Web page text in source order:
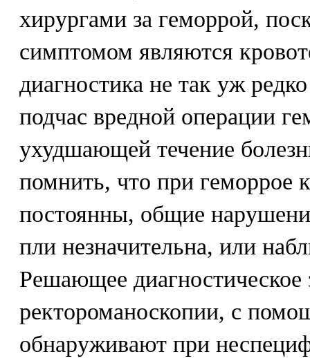
хирургами за геморрой,
симптомом являются
диагностика не так уж
подчас вредной операции
ухудшающей течение
помнить, что при геморрое
постоянны, общие
пли незначительна, или
Решающее диагностическое
ректороманоскопии, с
обнаруживают при